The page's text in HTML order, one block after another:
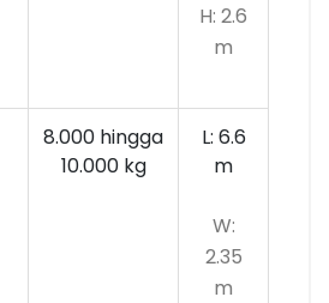
H: 2.6
m
8.000 hingga
10.000kg
L: 6.6
m
W:
2.35
m